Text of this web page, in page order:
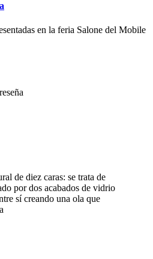
en la feria Salone del Mobile
de diez caras: se trata de
por dos acabados de vidrio
sí creando una ola que